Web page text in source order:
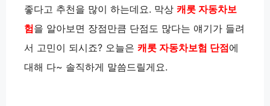
좋다고 추천을 많이 하는데요. 막상 캐롯 자동차보
험을 알아보면 장점만큼 단점도 많다는 얘기가 들려
서 고민이 되시죠? 오늘은 캐롯 자동차보험 단점에
대해 다~ 솔직하게 말씀드릴게요.